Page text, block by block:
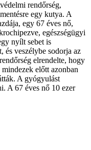
rendőrség,
egy kutya. A
egy 67 éves nő,
egészségügyi
nyílt sebet is
és veszélybe sodorja az
elrendelte, hogy
előtt azonban
A gyógyulást
A 67 éves nő 10 ezer